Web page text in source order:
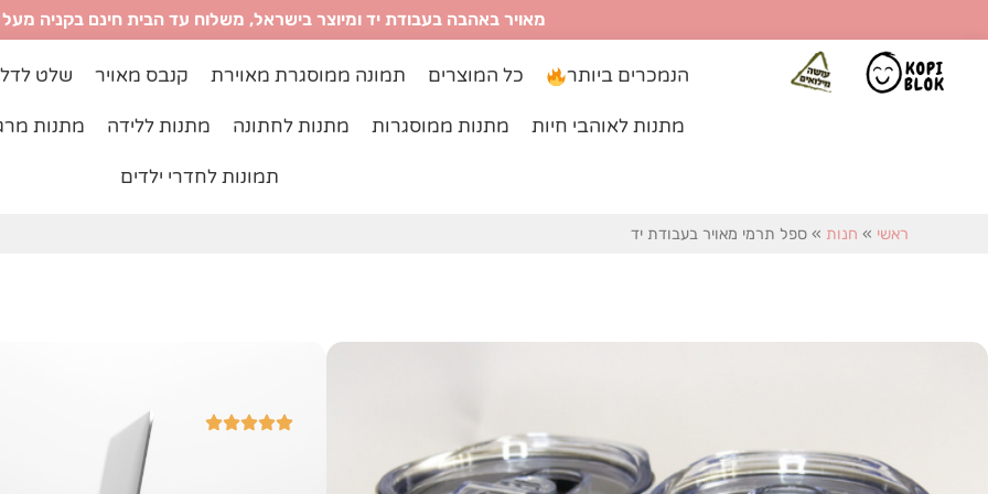
לתוכן
מאויר באהבה בעבודת יד ומיוצר בישראל, משלוח עד הבית חינם בקניה מעל
הנמכרים ביותר כל המוצרים תמונה ממוסגרת מאוירת קנבס מאויר שלט
מתנות לאוהבי חיות מתנות ממוסגרות מתנות לחתונה מתנות ללידה מתנות
תמונות לחדרי ילדים
ראשי » חנות » ספל תרמי מאויר בעבודת יד